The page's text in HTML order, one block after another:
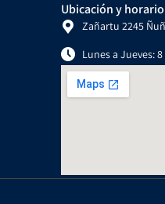
Ubicación y horario
Zañartu 2245
Lunes a Jueves: 8